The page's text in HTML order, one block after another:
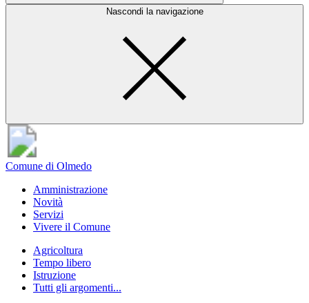
Nascondi la navigazione
Comune di Olmedo
Amministrazione
Novità
Servizi
Vivere il Comune
Agricoltura
Tempo libero
Istruzione
Tutti gli argomenti...